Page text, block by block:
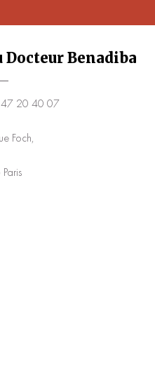
Docteur Benadiba
47 20 40 07
Foch,